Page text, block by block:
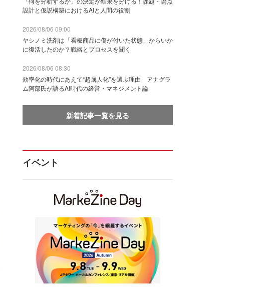
設計と仮説構築におけるAIと人間の役割
2026/08/06 09:00
ヤシノミ洗剤は「看板商品に傷が付いた状態」からいか
に復活したのか？戦略とプロセスを聞く
2026/08/06 08:30
効率化の時代にあえて“超属人化”を選ぶ理由 アナグラ
ム阿部氏が語るAI時代の経営・マネジメント論
新着記事一覧を見る
イベント